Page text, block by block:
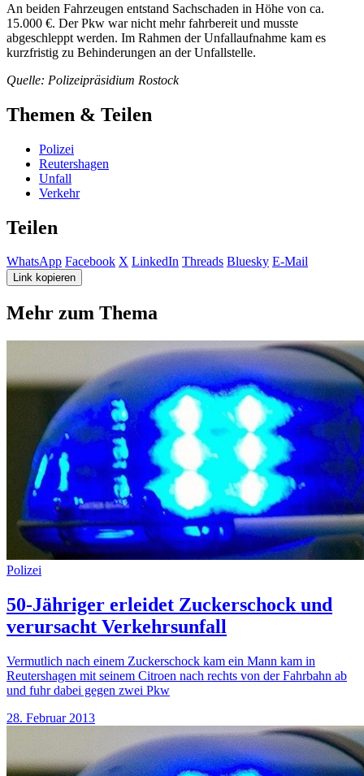
An beiden Fahrzeugen entstand Sachschaden in Höhe von ca.
15.000 €. Der Pkw war nicht mehr fahrbereit und musste
abgeschleppt werden. Im Rahmen der Unfallaufnahme kam es
kurzfristig zu Behinderungen an der Unfallstelle.
Quelle: Polizeipräsidium Rostock
Themen & Teilen
Polizei
Reutershagen
Unfall
Verkehr
Teilen
WhatsApp Facebook X LinkedIn Threads Bluesky E-Mail
Link kopieren
Mehr zum Thema
Polizei
50-Jähriger erleidet Zuckerschock und
verursacht Verkehrsunfall
Vermutlich nach einem Zuckerschock kam ein Mann kam in
Reutershagen mit seinem Citroen nach rechts von der Fahrbahn ab
und fuhr dabei gegen zwei Pkw
28. Februar 2013